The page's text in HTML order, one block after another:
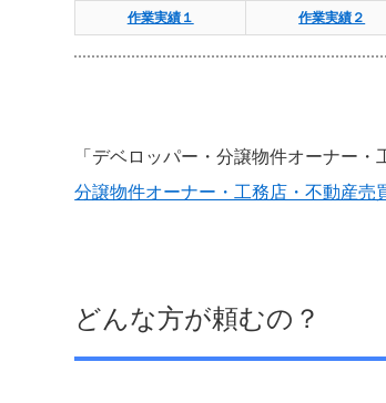
作業実績１ 作業実績２
「デベロッパー・分譲物件オーナー
分譲物件オーナー・工務店・不動産売
どんな方が頼むの？